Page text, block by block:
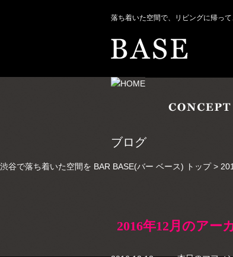
落ち着いた空間で、リビングに帰っ
ブログ
渋谷で落ち着いた空間を BAR BASE(バー ベース) トップ >
2016年12月のアー